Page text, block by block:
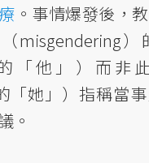
。事情爆發後，
（misgendering
「他」）而非
「她」）指稱當
。